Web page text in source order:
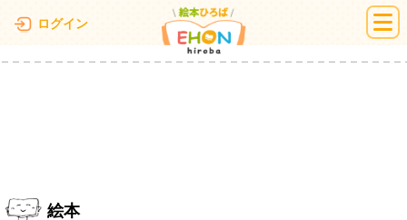
ログイン 絵本ひろば
絵本